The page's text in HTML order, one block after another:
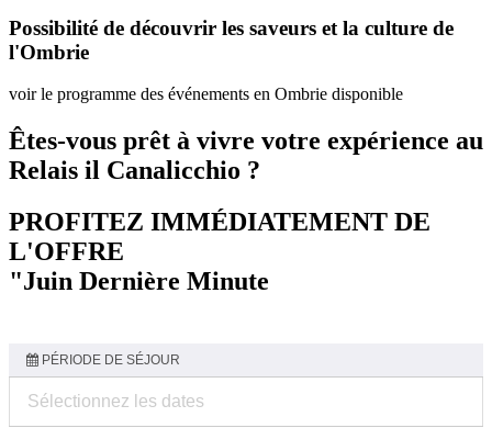
Possibilité de découvrir les saveurs et la culture de
l'Ombrie
voir le programme des événements en Ombrie disponible
Êtes-vous prêt à vivre votre expérience au
Relais il Canalicchio ?
PROFITEZ IMMÉDIATEMENT DE
L'OFFRE
"Juin Dernière Minute